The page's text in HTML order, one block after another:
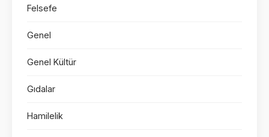
Felsefe
Genel
Genel Kültür
Gıdalar
Hamilelik